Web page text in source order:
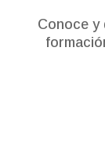
Conoce y